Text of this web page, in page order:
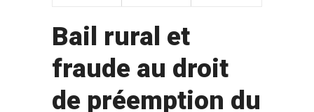
Bail rural et
fraude au droit
de préemption du